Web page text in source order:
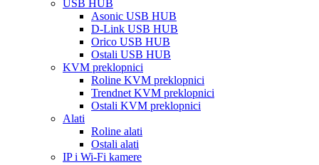
USB HUB
Asonic USB HUB
D-Link USB HUB
Orico USB HUB
Ostali USB HUB
KVM preklopnici
Roline KVM preklopnici
Trendnet KVM preklopnici
Ostali KVM preklopnici
Alati
Roline alati
Ostali alati
IP i Wi-Fi kamere